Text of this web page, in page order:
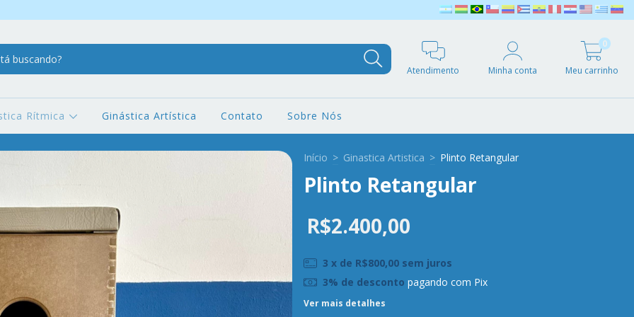
Atendimento Minha conta Meu carrinho
0
Rítmica Ginástica Artística Contato Sobre Nós
Início > Ginastica Artistica > Plinto Retangular
Plinto Retangular
R$2.400,00
3 x de R$800,00 sem juros
3% de desconto pagando com Pix
Ver mais detalhes